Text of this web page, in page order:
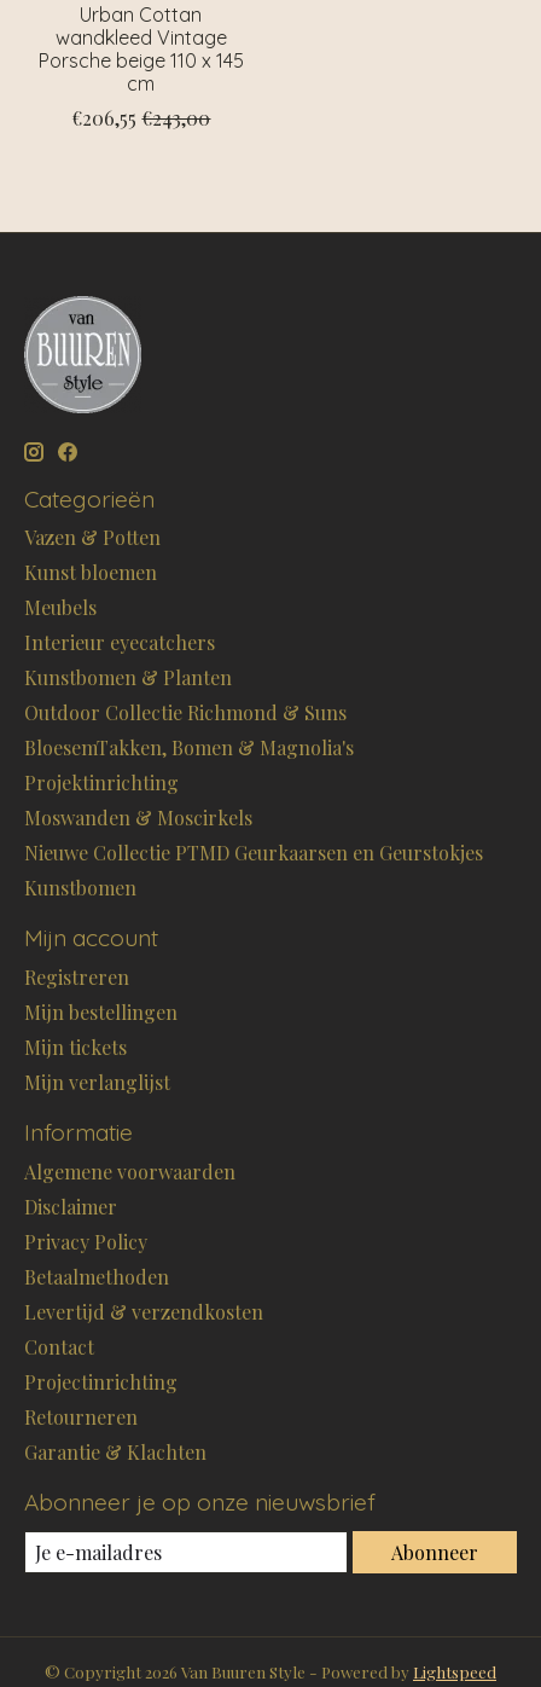
Urban Cottan
wandkleed Vintage
Porsche beige 110 x 145
cm
€206,55 €243,00
Categorieën
Vazen & Potten
Kunst bloemen
Meubels
Interieur eyecatchers
Kunstbomen & Planten
Outdoor Collectie Richmond & Suns
BloesemTakken, Bomen & Magnolia's
Projektinrichting
Moswanden & Moscirkels
Nieuwe Collectie PTMD Geurkaarsen en Geurstokjes
Kunstbomen
Mijn account
Registreren
Mijn bestellingen
Mijn tickets
Mijn verlanglijst
Informatie
Algemene voorwaarden
Disclaimer
Privacy Policy
Betaalmethoden
Levertijd & verzendkosten
Contact
Projectinrichting
Retourneren
Garantie & Klachten
Abonneer je op onze nieuwsbrief
Abonneer
© Copyright 2026 Van Buuren Style - Powered by Lightspeed